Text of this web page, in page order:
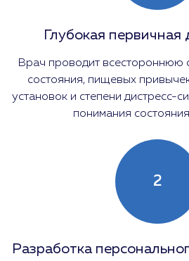
Глубокая первичная
Врач проводит всестороннюю
состояния, пищевых
установок и степени дистресс-
понимания
2
Разработка